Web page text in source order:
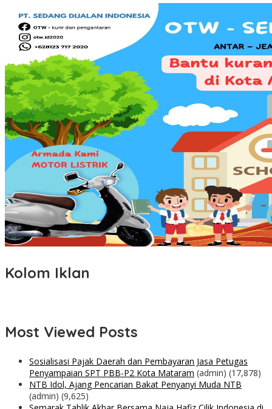
Kolom Iklan
Most Viewed Posts
Sosialisasi Pajak Daerah dan Pembayaran Jasa Petugas
Penyampaian SPT PBB-P2 Kota Mataram (admin) (17,878)
NTB Idol, Ajang Pencarian Bakat Penyanyi Muda NTB
(admin) (9,625)